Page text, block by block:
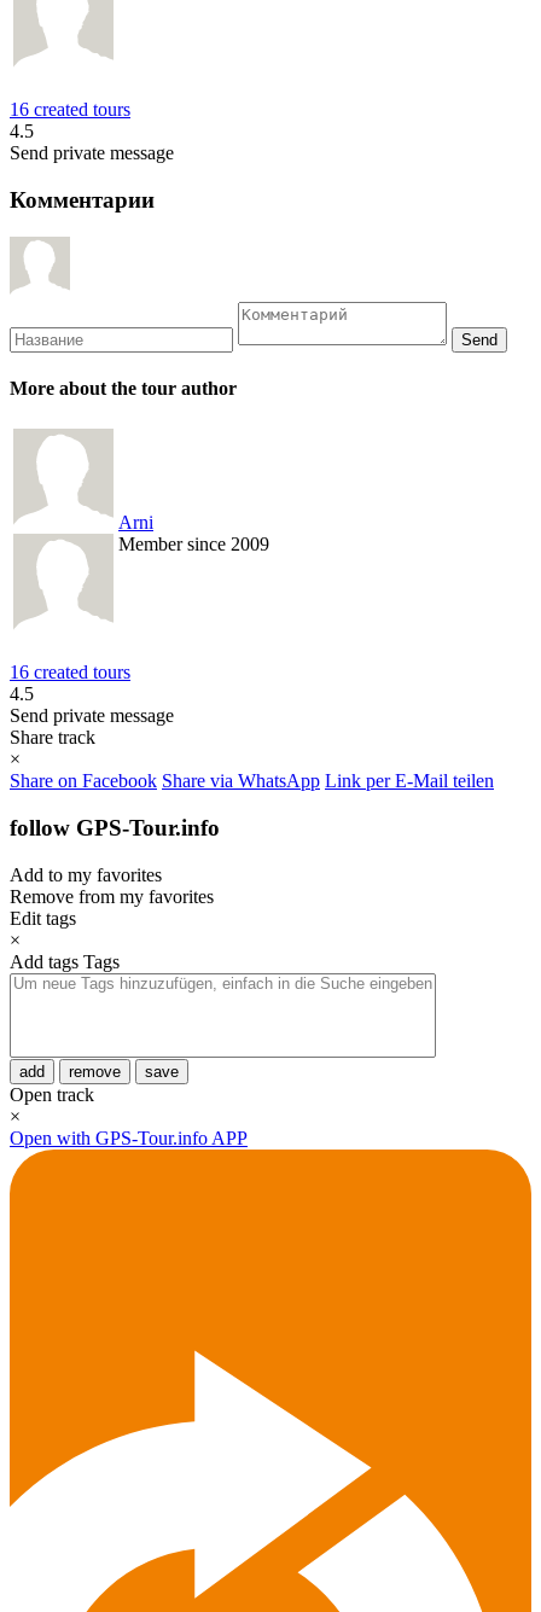
16 created tours
4.5
Send private message
Комментарии
More about the tour author
Arni
Member since 2009
16 created tours
4.5
Send private message
Share track
×
Share on Facebook Share via WhatsApp Link per E-Mail teilen
follow GPS-Tour.info
Add to my favorites
Remove from my favorites
Edit tags
×
Add tags Tags
add remove save
Open track
×
Open with GPS-Tour.info APP